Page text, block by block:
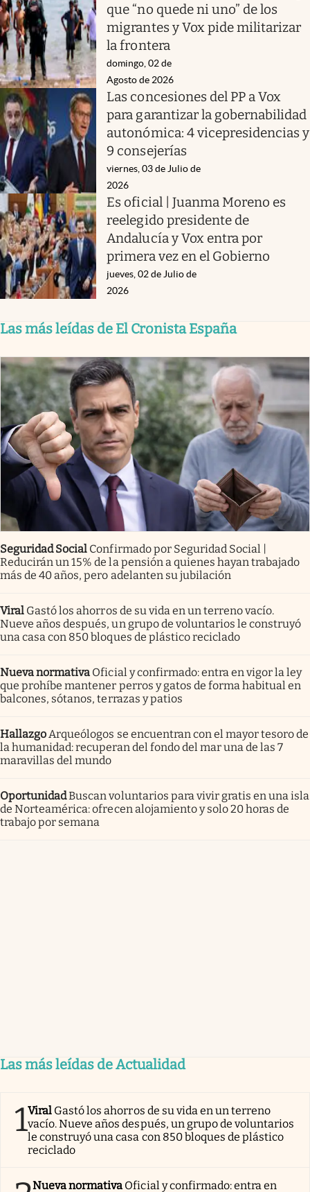
que “no quede ni uno” de los
migrantes y Vox pide militarizar
la frontera
domingo, 02 de
Agosto de 2026
Las concesiones del PP a Vox
para garantizar la gobernabilidad
autonómica: 4 vicepresidencias y
9 consejerías
viernes, 03 de Julio de
2026
Es oficial | Juanma Moreno es
reelegido presidente de
Andalucía y Vox entra por
primera vez en el Gobierno
jueves, 02 de Julio de
2026
Las más leídas de El Cronista España
Seguridad Social Confirmado por Seguridad Social |
Reducirán un 15% de la pensión a quienes hayan trabajado
más de 40 años, pero adelanten su jubilación
Viral Gastó los ahorros de su vida en un terreno vacío.
Nueve años después, un grupo de voluntarios le construyó
una casa con 850 bloques de plástico reciclado
Nueva normativa Oficial y confirmado: entra en vigor la ley
que prohíbe mantener perros y gatos de forma habitual en
balcones, sótanos, terrazas y patios
Hallazgo Arqueólogos se encuentran con el mayor tesoro de
la humanidad: recuperan del fondo del mar una de las 7
maravillas del mundo
OportunidadBuscan voluntarios para vivir gratis en una isla
de Norteamérica: ofrecen alojamiento y solo 20 horas de
trabajo por semana
Las más leídas de Actualidad
1Viral Gastó los ahorros de su vida en un terreno
vacío. Nueve años después, un grupo de voluntarios
le construyó una casa con 850 bloques de plástico
reciclado
Nueva normativa Oficial y confirmado: entra en